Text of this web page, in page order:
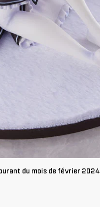
du mois de février 2024